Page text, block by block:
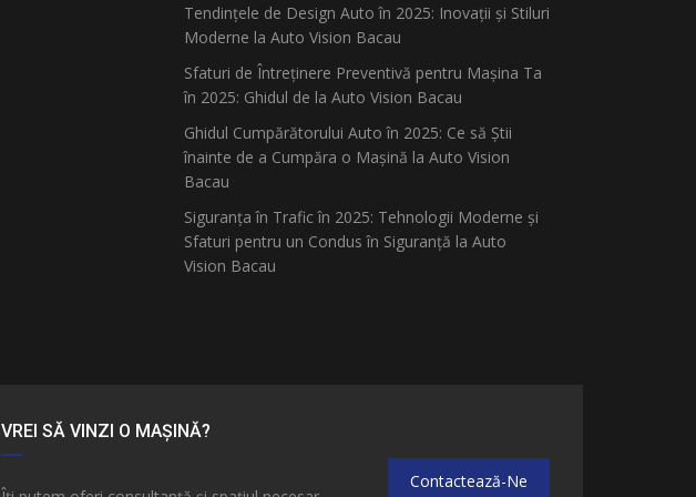
Tendințele de Design Auto în 2025: Inovații și Stiluri
Moderne la Auto Vision Bacau
Sfaturi de Întreținere Preventivă pentru Mașina Ta
în 2025: Ghidul de la Auto Vision Bacau
Ghidul Cumpărătorului Auto în 2025: Ce să Știi
înainte de a Cumpăra o Mașină la Auto Vision
Bacau
Siguranța în Trafic în 2025: Tehnologii Moderne și
Sfaturi pentru un Condus în Siguranță la Auto
Vision Bacau
VREI SĂ VINZI O MAȘINĂ?
Contactează-Ne